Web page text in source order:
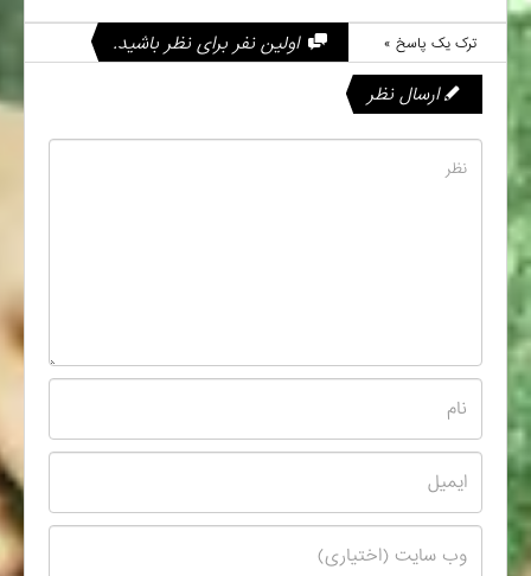
اولین نفر برای نظر باشید. ترک یک پاسخ »
ارسال نظر